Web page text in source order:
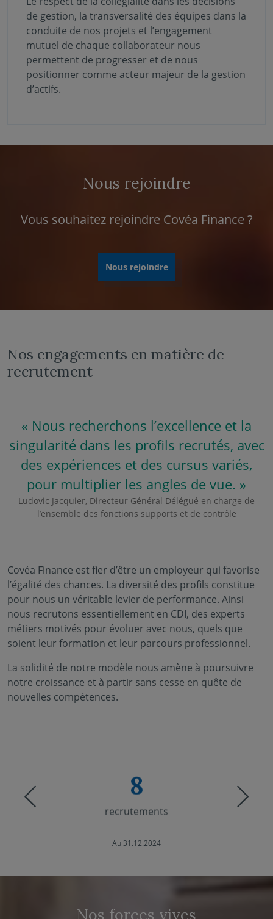
de gestion, la transversalité des équipes dans la
conduite de nos projets et l’engagement
mutuel de chaque collaborateur nous
permettent de progresser et de nous
positionner comme acteur majeur de la gestion
d’actifs.
Nous rejoindre
Vous souhaitez rejoindre Covéa Finance ?
Nous rejoindre
Nos engagements en matière de
recrutement
« Nous recherchons l’excellence et la
singularité dans les profils recrutés, avec
des expériences et des cursus variés,
pour multiplier les angles de vue. »
Ludovic Jacquier, Directeur Général Délégué en charge de
l’ensemble des fonctions supports et de contrôle
Covéa Finance est fier d’être un employeur qui favorise
l’égalité des chances. La diversité des profils constitue
pour nous un véritable levier de performance. Ainsi
nous recrutons essentiellement en CDI, des experts
métiers motivés pour évoluer avec nous, quels que
soient leur formation et leur parcours professionnel.
La solidité de notre modèle nous amène à poursuivre
notre croissance et à partir sans cesse en quête de
nouvelles compétences.
8
recrutements
Au 31.12.2024
Nos forces vives